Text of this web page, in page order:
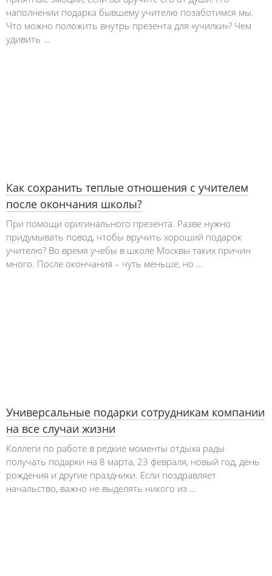
наполнении подарка бывшему учителю позаботимся мы.
Что можно положить внутрь презента для «училки»? Чем
удивить …
Как сохранить теплые отношения с учителем
после окончания школы?
При помощи оригинального презента. Разве нужно
придумывать повод, чтобы вручить хороший подарок
учителю? Во время учебы в школе Москвы таких причин
много. После окончания – чуть меньше, но …
Универсальные подарки сотрудникам компании
на все случаи жизни
Коллеги по работе в редкие моменты отдыха рады
получать подарки на 8 марта, 23 февраля, новый год, день
рождения и другие праздники. Если поздравляет
начальство, важно не выделять никого из …